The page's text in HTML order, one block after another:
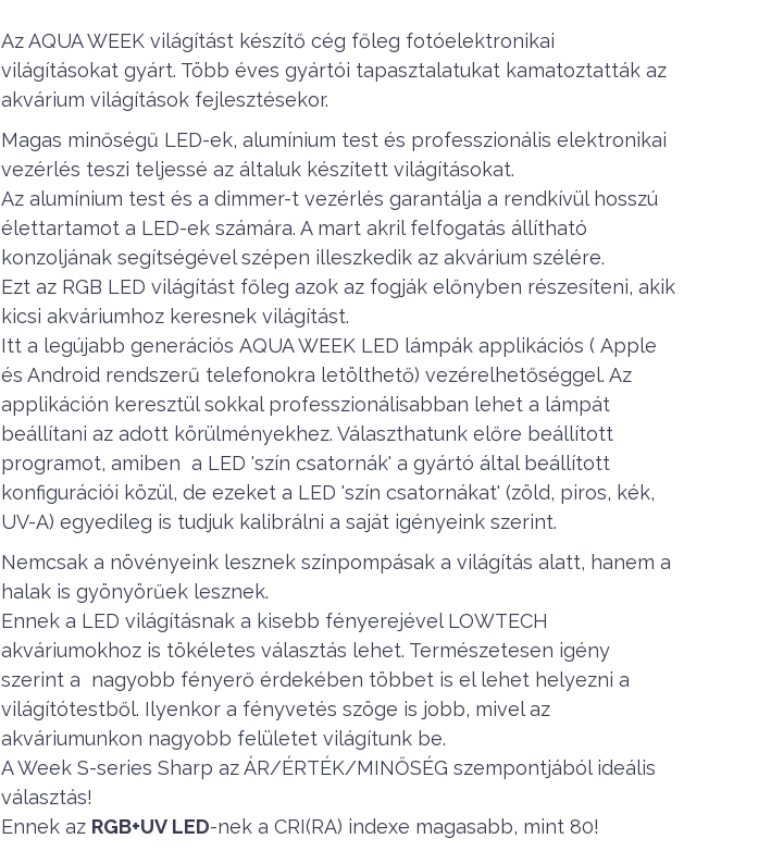
Az AQUA WEEK világítást készítő cég főleg fotóelektronikai
világításokat gyárt. Több éves gyártói tapasztalatukat kamatoztatták az
akvárium világítások fejlesztésekor.
Magas minőségű LED-ek, alumínium test és professzionális elektronikai
vezérlés teszi teljessé az általuk készített világításokat.
Az alumínium test és a dimmer-t vezérlés garantálja a rendkívül hosszú
élettartamot a LED-ek számára. A mart akril felfogatás állítható
konzoljának segítségével szépen illeszkedik az akvárium szélére.
Ezt az RGB LED világítást főleg azok az fogják előnyben részesíteni, akik
kicsi akváriumhoz keresnek világítást.
Itt a legújabb generációs AQUA WEEK LED lámpák applikációs ( Apple
és Android rendszerű telefonokra letölthető) vezérelhetőséggel. Az
applikáción keresztül sokkal professzionálisabban lehet a lámpát
beállítani az adott körülményekhez. Választhatunk előre beállított
programot, amiben a LED 'szín csatornák' a gyártó által beállított
konfigurációi közül, de ezeket a LED 'szín csatornákat' (zöld, piros, kék,
UV-A) egyedileg is tudjuk kalibrálni a saját igényeink szerint.
Nemcsak a növényeink lesznek színpompásak a világítás alatt, hanem a
halak is gyönyörűek lesznek.
Ennek a LED világításnak a kisebb fényerejével LOWTECH
akváriumokhoz is tökéletes választás lehet. Természetesen igény
szerint a nagyobb fényerő érdekében többet is el lehet helyezni a
világítótestből. Ilyenkor a fényvetés szöge is jobb, mivel az
akváriumunkon nagyobb felületet világítunk be.
A Week S-series Sharp az ÁR/ÉRTÉK/MINŐSÉG szempontjából ideális
választás!
Ennek az RGB+UV LED-nek a CRI(RA) indexe magasabb, mint 80!